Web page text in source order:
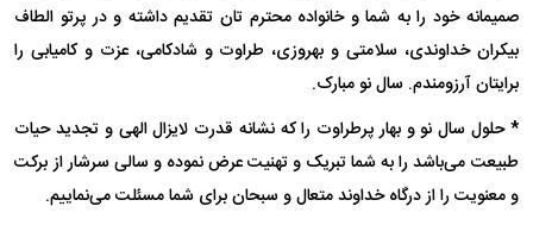
صمیمانه خود را به شما و خانواده محترم تان تقدیم داشته و در پرتو الطاف
بیکران خداوندی، سلامتی و بهروزی، طراوت و شادکامی، عزت و کامیابی را
برایتان آرزومندم. سال نو مبارک.
* حلول سال نو و بهار پرطراوت را که نشانه قدرت لایزال الهی و تجدید حیات
طبیعت می‌باشد را به شما تبریک و تهنیت عرض نموده و سالی سرشار از برکت
و معنویت را از درگاه خداوند متعال و سبحان برای شما مسئلت می‌نماییم.